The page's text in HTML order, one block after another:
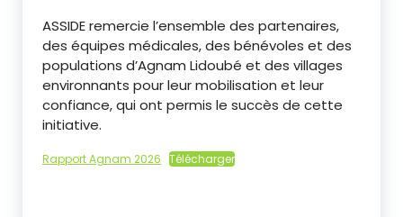
ASSIDE remercie l’ensemble des partenaires,
des équipes médicales, des bénévoles et des
populations d’Agnam Lidoubé et des villages
environnants pour leur mobilisation et leur
confiance, qui ont permis le succès de cette
initiative.
Rapport Agnam 2026 Télécharger